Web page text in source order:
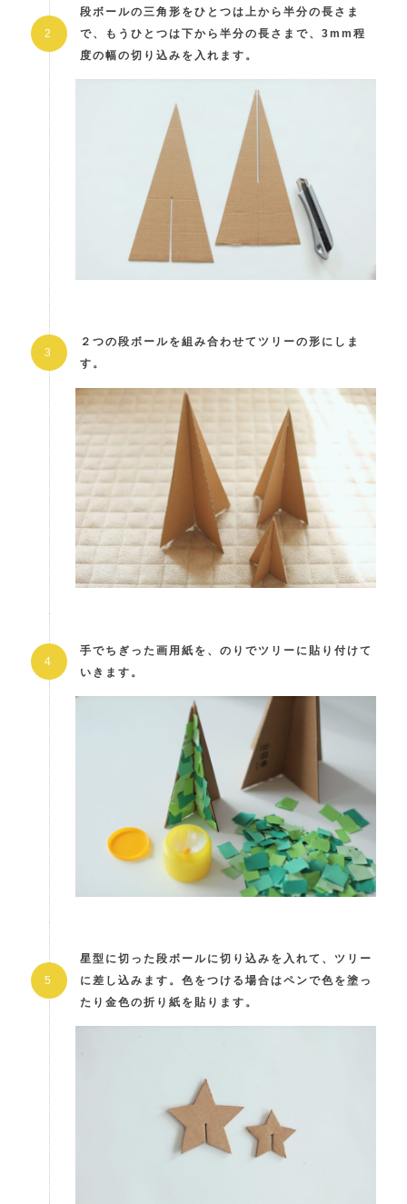
段ボールの三角形をひとつは上から半分の長さま
で、もうひとつは下から半分の長さまで、3mm程
度の幅の切り込みを入れます。
２つの段ボールを組み合わせてツリーの形にしま
す。
手でちぎった画用紙を、のりでツリーに貼り付けて
いきます。
星型に切った段ボールに切り込みを入れて、ツリー
に差し込みます。色をつける場合はペンで色を塗っ
たり金色の折り紙を貼ります。